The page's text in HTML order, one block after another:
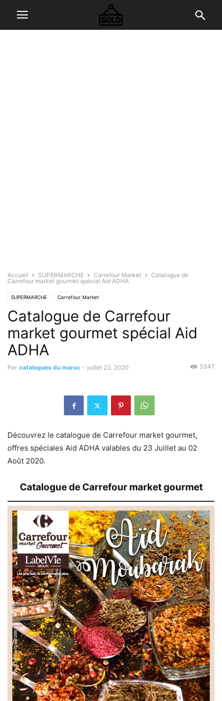
Accueil SUPERMARCHE Carrefour Market
Catalogue de
Carrefour market gourmet spécial Aid ADHA
SUPERMARCHE Carrefour Market
Catalogue de Carrefour
market gourmet spécial Aid
ADHA
Par catalogues du maroc - juillet 23, 2020 5347
Découvrez le catalogue de Carrefour market gourmet,
offres spéciales Aid ADHA valables du 23 Juillet au 02
Août 2020.
Catalogue de Carrefour market gourmet